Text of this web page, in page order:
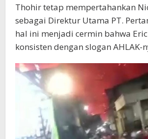
Thohir tetap mempertahankan
sebagai Direktur Utama PT.
hal ini menjadi cermin bahwa
konsisten dengan slogan AHLAK-